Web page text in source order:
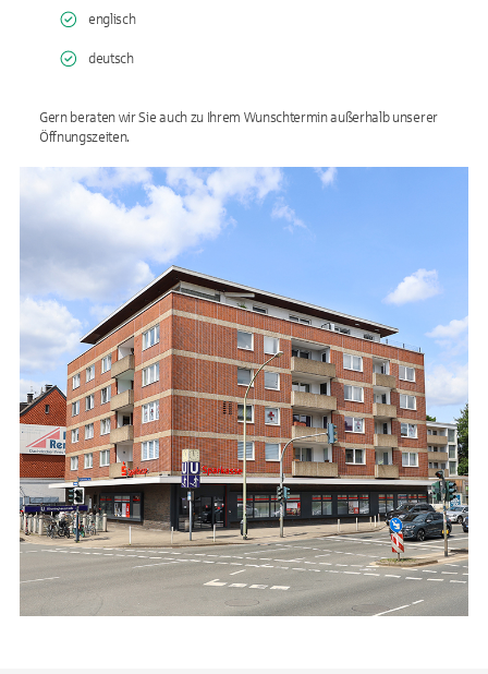
englisch
deutsch
Gern beraten wir Sie auch zu Ihrem Wunschtermin außerhalb unserer
Öffnungszeiten.